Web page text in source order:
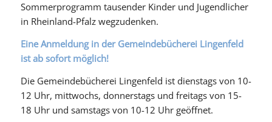
Sommerprogramm tausender Kinder und Jugendlicher
in Rheinland-Pfalz wegzudenken.
Eine Anmeldung in der Gemeindebücherei Lingenfeld
ist ab sofort möglich!
Die Gemeindebücherei Lingenfeld ist dienstags von 10-
12 Uhr, mittwochs, donnerstags und freitags von 15-
18 Uhr und samstags von 10-12 Uhr geöffnet.